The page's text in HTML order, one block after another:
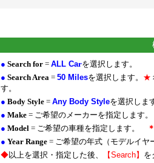
● Search for= ALL Carを選択します。
● Search Area= 50 Milesを選択します。 ★
す。
● Body Style= Any Body Styleを選択しま
● Make= ご希望のメーカーを指定します
● Model = ご希望の車種を指定します。
● Year Range= ご希望の年式（モデルイヤ
◆以上を選択・指定した後、 【Search】 を